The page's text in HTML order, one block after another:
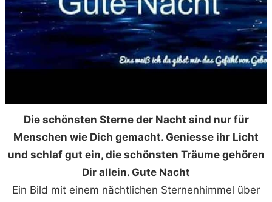
Die schönsten Sterne der Nacht sind nur für
Menschen wie Dich gemacht. Geniesse ihr Licht
und schlaf gut ein, die schönsten Träume gehören
Dir allein. Gute Nacht
Ein Bild mit einem nächtlichen Sternenhimmel über